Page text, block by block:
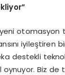
otomasyon
iyileştiren
destekli
oynuyor. Biz